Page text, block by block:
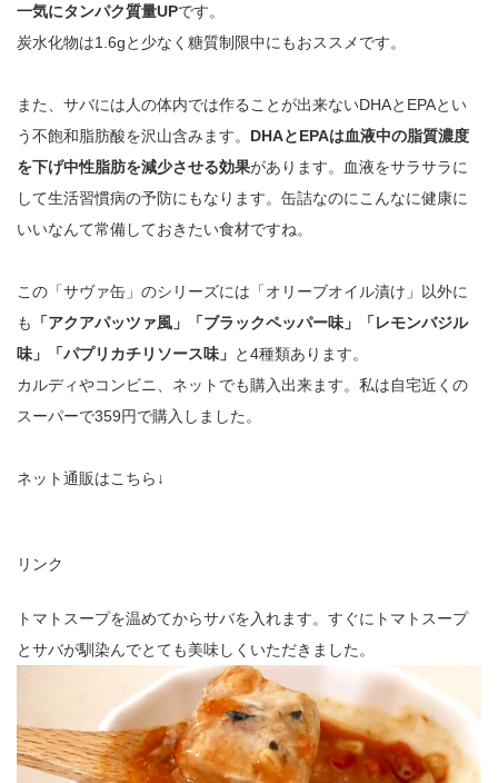
一気にタンパク質量UPです。
炭水化物は1.6gと少なく糖質制限中にもおススメです。
また、サバには人の体内では作ることが出来ないDHAとEPAとい
う不飽和脂肪酸を沢山含みます。 DHAとEPAは血液中の脂質濃度
を下げ中性脂肪を減少させる効果があります。血液をサラサラに
して生活習慣病の予防にもなります。缶詰なのにこんなに健康に
いいなんて常備しておきたい食材ですね。
この「サヴァ缶」のシリーズには「オリーブオイル漬け」以外に
も
「アクアパッツァ風」「ブラックペッパー味」「レモンバジル
味」「パプリカチリソース味」 と4種類あります。
カルディやコンビニ、ネットでも購入出来ます。私は自宅近くの
スーパーで359円で購入しました。
ネット通販はこちら↓
リンク
トマトスープを温めてからサバを入れます。すぐにトマトスープ
とサバが馴染んでとても美味しくいただきました。